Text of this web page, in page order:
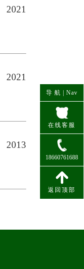
2021
2021
2013
导 航 | Nav
在线客服
18660761688
联系电话
返回顶部